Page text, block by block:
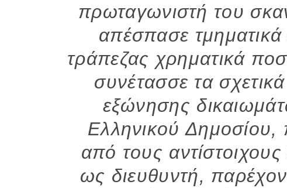
πρωταγωνιστή του
απέσπασε
τράπεζας χρηματικά
συνέτασσε τα
εξώνησης
Ελληνικού
από τους αντίστοιχους
ως διευθυντή,